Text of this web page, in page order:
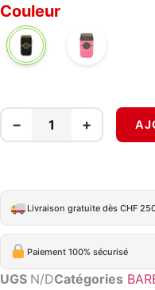
Couleur
NOIR PINK
− +
Livraison gratuite dès CHF
Paiement 100% sécurisé
UGS N/DCatégories